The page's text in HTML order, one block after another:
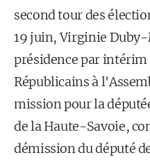
second tour des
19 juin, Virginie
présidence par intérim
Républicains à
mission pour la
de la Haute-Savoie,
démission du député